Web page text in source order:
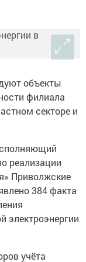
объекты
филиала
секторе и
реализации
Приволжские
384 факта
электроэнергии
учёта